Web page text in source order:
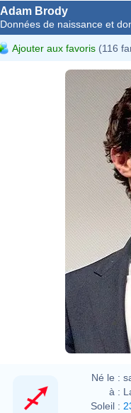
Adam Brody
Données de naissance et
Ajouter aux favoris (116
Né le :
à :
Soleil :